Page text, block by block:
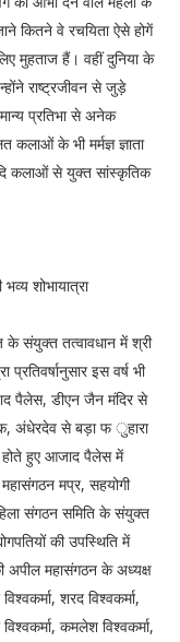
कितने वे रचयिता ऐसे होगें
मुहताज हैं। वहीं दुनिया के
राष्ट्रजीवन से जुड़े
प्रतिभा से अनेक
के भी मर्मज्ञ ज्ञाता
कलाओं से युक्त सांस्कृतिक
शोभायात्रा
के संयुक्त तत्वावधान में श्री
इस वर्ष भी
पैलेस, डीएन जैन मंदिर से
अंधेरदेव से बड़ा फ ुहारा
होते हुए आजाद पैलेस में
मप्र, सहयोगी
संगठन समिति के संयुक्त
की उपस्थिति में
अपील महासंगठन के अध्यक्ष
शरद विश्वकर्मा,
कमलेश विश्वकर्मा,